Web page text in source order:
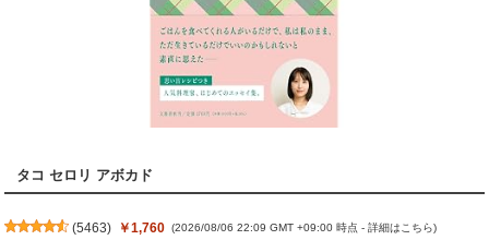
タコ セロリ アボカド
(5463) ￥1,760 (2026/08/06 22:09 GMT +09:00 時点 -詳細はこちら)